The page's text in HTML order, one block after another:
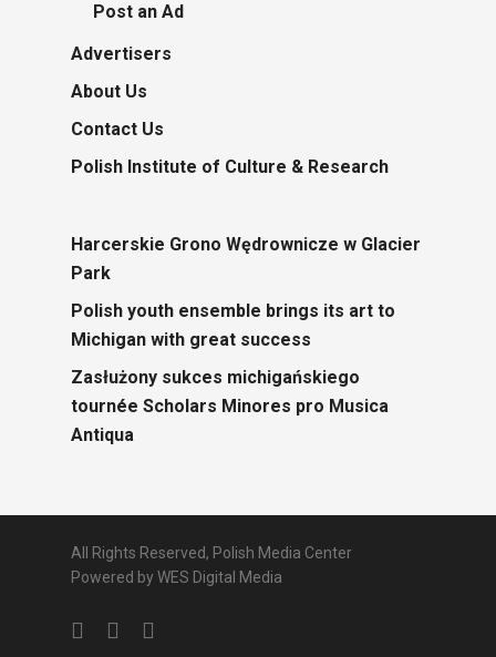
Post an Ad
Advertisers
About Us
Contact Us
Polish Institute of Culture & Research
Harcerskie Grono Wędrownicze w Glacier
Park
Polish youth ensemble brings its art to
Michigan with great success
Zasłużony sukces michigańskiego
tournée Scholars Minores pro Musica
Antiqua
All Rights Reserved, Polish Media Center
Powered byWES Digital Media
twitterfacebookyoutube